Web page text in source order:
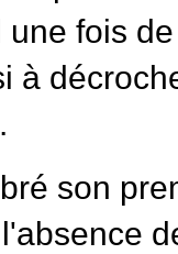
fois
à
son